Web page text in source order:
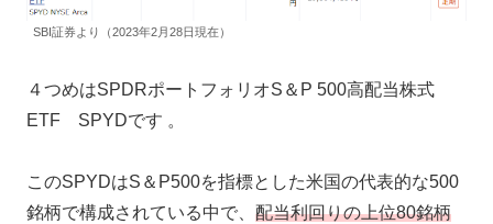
SBI証券より（2023年2月28日現在）
４つめはSPDRポートフォリオS＆P 500高配当株式
ETF SPYDです 。
このSPYDはS＆P500を指標とした米国の代表的な500
銘柄で構成されている中で、 配当利回りの上位80銘柄